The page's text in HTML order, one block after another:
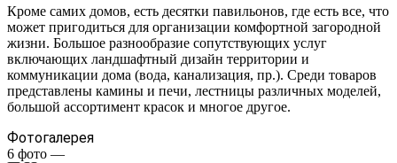
Кроме самих домов, есть десятки павильонов, где есть все, что
может пригодиться для организации комфортной загородной
жизни. Большое разнообразие сопутствующих услуг
включающих ландшафтный дизайн территории и
коммуникации дома (вода, канализация, пр.). Среди товаров
представлены камины и печи, лестницы различных моделей,
большой ассортимент красок и многое другое.
Фотогалерея
6 фото —